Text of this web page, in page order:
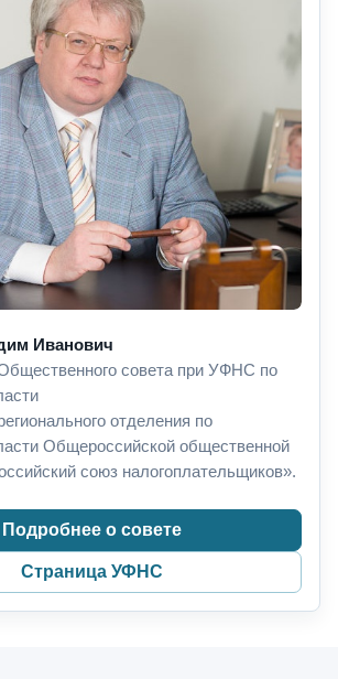
Иванович
совета при УФНС по
отделения по
Общероссийской общественной
союз налогоплательщиков».
Подробнее о совете
Страница УФНС